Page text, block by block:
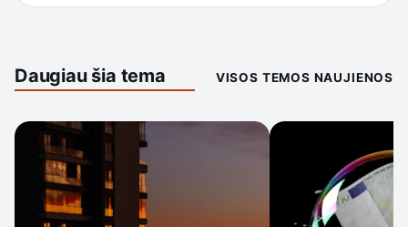
Daugiau šia tema VISOS TEMOS NAUJIENOS